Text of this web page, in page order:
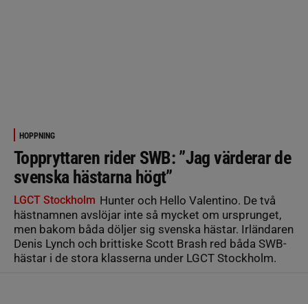
HOPPNING
Toppryttaren rider SWB: ”Jag värderar de
svenska hästarna högt”
LGCT Stockholm Hunter och Hello Valentino. De två
hästnamnen avslöjar inte så mycket om ursprunget,
men bakom båda döljer sig svenska hästar. Irländaren
Denis Lynch och brittiske Scott Brash red båda SWB-
hästar i de stora klasserna under LGCT Stockholm.